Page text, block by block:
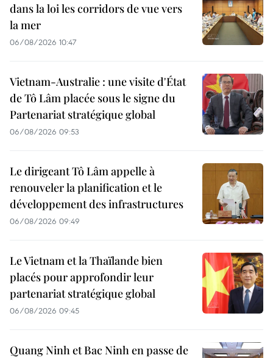
dans la loi les corridors de vue vers
la mer
06/08/2026 10:47
Vietnam-Australie : une visite d'État
de Tô Lâm placée sous le signe du
Partenariat stratégique global
06/08/2026 09:53
Le dirigeant Tô Lâm appelle à
renouveler la planification et le
développement des infrastructures
06/08/2026 09:49
Le Vietnam et la Thaïlande bien
placés pour approfondir leur
partenariat stratégique global
06/08/2026 09:45
Quang Ninh et Bac Ninh en passe de